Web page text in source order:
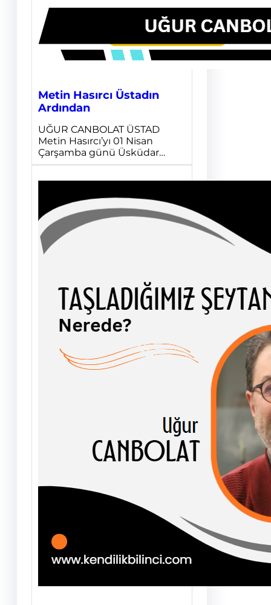
Metin Hasırcı Üstadın
Ardından
UĞUR CANBOLAT ÜSTAD
Metin Hasırcı’yı 01 Nisan
Çarşamba günü Üsküdar…